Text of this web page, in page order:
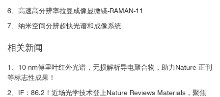
6、高速高分辨率拉曼成像显微镜-RAMAN-11
7、纳米空间分辨超快光谱和成像系统
相关新闻
1、10 nm傅里叶红外光谱，无损解析导电聚合物，助力Nature 正刊
等标志性成果！
2、IF：86.2！近场光学技术登上Nature Reviews Materials，聚焦